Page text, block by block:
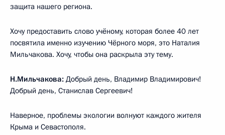
защита нашего региона.
Хочу предоставить слово учёному, которая более 40 лет
посвятила именно изучению Чёрного моря, это Наталия
Мильчакова. Хочу, чтобы она раскрыла эту тему.
Н.Мильчакова: Добрый день, Владимир Владимирович!
Добрый день, Станислав Сергеевич!
Наверное, проблемы экологии волнуют каждого жителя
Крыма и Севастополя.